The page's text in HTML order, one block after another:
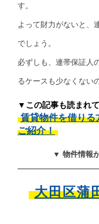
す。
よって財力がないと、
でしょう。
必ずしも、連帯保証人
るケースも少なくない
▼この記事も読まれ
賃貸物件を借りる
ご紹介！
▼ 物件情報
大田区蒲